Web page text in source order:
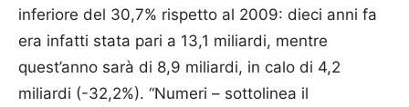
inferiore del 30,7% rispetto al 2009: dieci anni fa
era infatti stata pari a 13,1 miliardi, mentre
quest’anno sarà di 8,9 miliardi, in calo di 4,2
miliardi (-32,2%). “Numeri – sottolinea il